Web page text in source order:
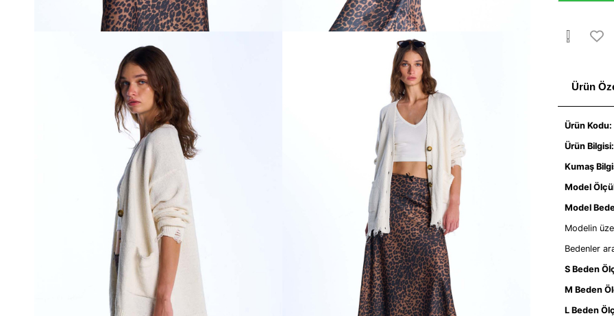
Ürün
Ürün Kodu:
Ürün
Kumaş
Model
Model
Modelin
Bedenler
S Beden
M Beden
L Beden